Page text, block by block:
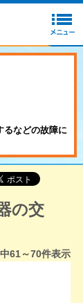
るなどの故障に
の交
61～70件表示